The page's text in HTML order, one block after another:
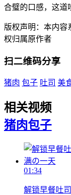
合璧的口感，这道
版权声明：本内容
权归属原作者
扫二维码分享
猪肉 包子 吐司 美
相关视频
猪肉包子
01:34
解锁早餐吐